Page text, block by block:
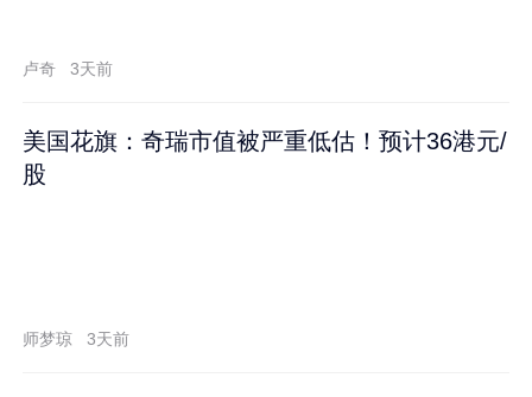
卢奇 3天前
美国花旗：奇瑞市值被严重低估！预计36港元/
股
师梦琼 3天前